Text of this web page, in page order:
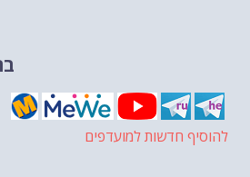
להוסיף חדשות למועדפים